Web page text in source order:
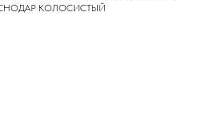
КОЛОСИСТЫЙ